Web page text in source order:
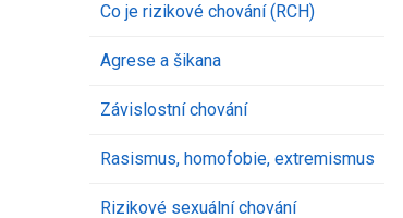
Co je rizikové chování (RCH)
Agrese a šikana
Závislostní chování
Rasismus, homofobie, extremismus
Rizikové sexuální chování